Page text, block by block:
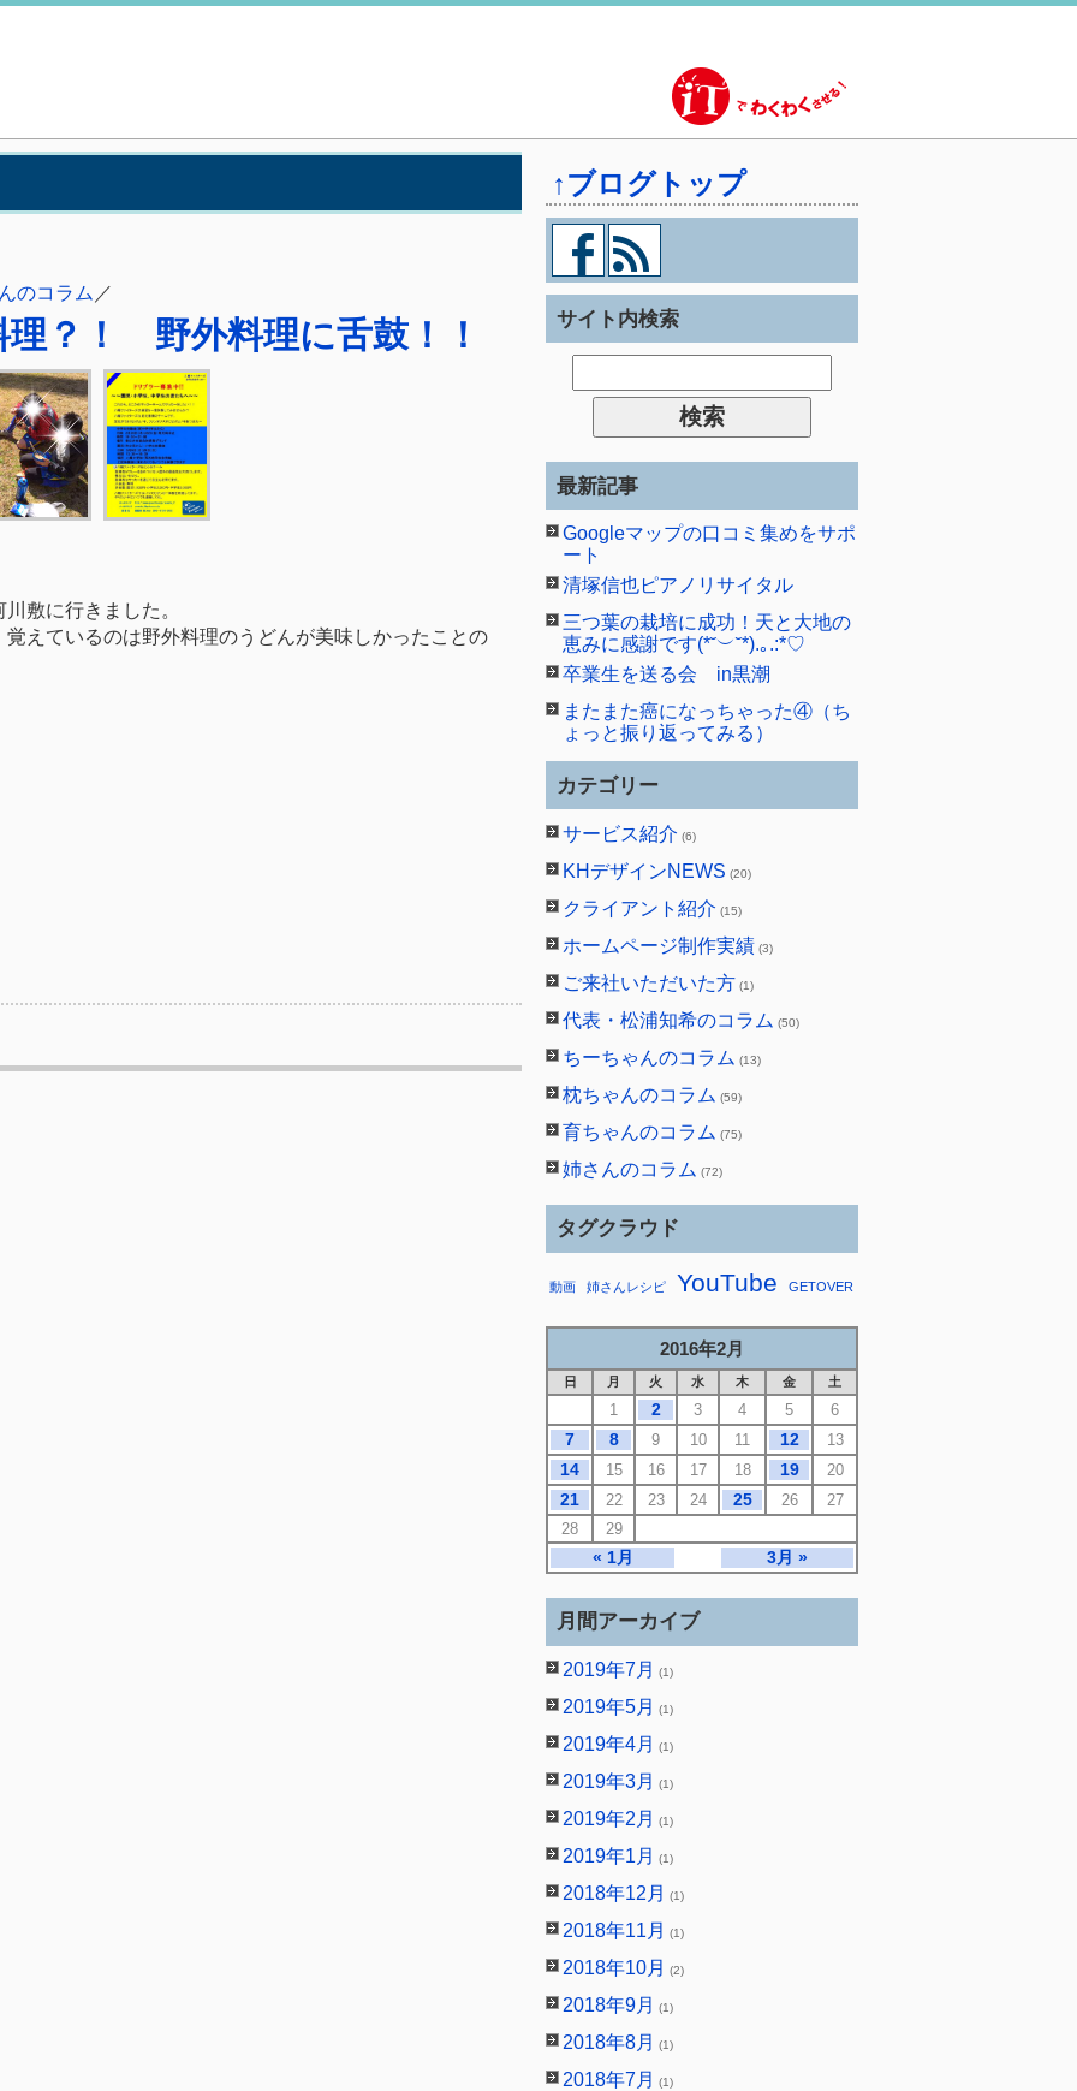
のコラム ／
？！ 野外料理に舌鼓！！
敷に行きました。
えているのは野外料理のうどんが美味しかったことの
↑ブログトップ
サイト内検索
最新記事
Googleマップの口コミ集めをサポ
ート
清塚信也ピアノリサイタル
三つ葉の栽培に成功！天と大地の
恵みに感謝です(*˘︶˘*).｡.:*♡
卒業生を送る会 in黒潮
またまた癌になっちゃった④（ち
ょっと振り返ってみる）
カテゴリー
サービス紹介 (6)
KHデザインNEWS (20)
クライアント紹介 (15)
ホームページ制作実績 (3)
ご来社いただいた方 (1)
代表・松浦知希のコラム (50)
ちーちゃんのコラム (13)
枕ちゃんのコラム (59)
育ちゃんのコラム (75)
姉さんのコラム (72)
タグクラウド
動画 姉さんレシピ YouTube GETOVER
2016年2月
日 月 火 水 木 金 土
« 1月 3月 »
1 2 3 4 5 6
7 8 9 10 11 12 13
14 15 16 17 18 19 20
21 22 23 24 25 26
27
28
29
月間アーカイブ
2019年7月 (1)
2019年5月 (1)
2019年4月 (1)
2019年3月 (1)
2019年2月 (1)
2019年1月 (1)
2018年12月 (1)
2018年11月 (1)
2018年10月 (2)
2018年9月 (1)
2018年8月 (1)
2018年7月 (1)